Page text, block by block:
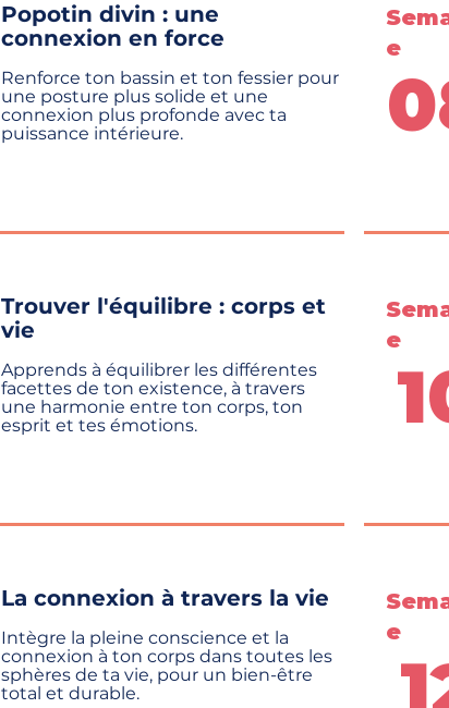
Popotin divin : une
connexion en force
Renforce ton bassin et ton fessier pour
une posture plus solide et une
connexion plus profonde avec ta
puissance intérieure.
Trouver l'équilibre : corps et
vie
Apprends à équilibrer les différentes
facettes de ton existence, à travers
une harmonie entre ton corps, ton
esprit et tes émotions.
La connexion à travers la vie
Intègre la pleine conscience et la
connexion à ton corps dans toutes les
sphères de ta vie, pour un bien-être
total et durable.
e
e
e